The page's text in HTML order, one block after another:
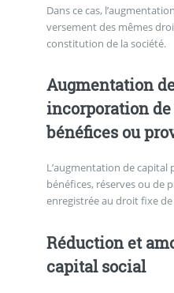
Dans ce cas,
versement des mêmes
constitution de la société.
Augmentation
incorporation de
bénéfices ou
L’augmentation de
bénéfices, réserves ou de
enregistrée au droit fixe de
Réduction et
capital social